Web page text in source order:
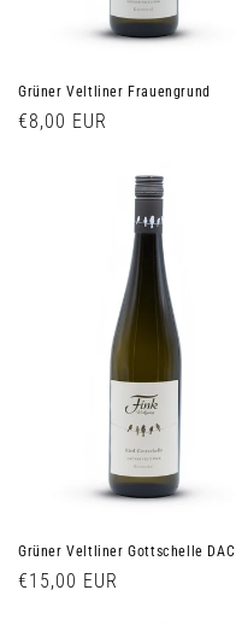
Grüner Veltliner Frauengrund
Normaler
€8,00 EUR
Grüner Veltliner Gottschelle DAC
Normaler
€15,00 EUR